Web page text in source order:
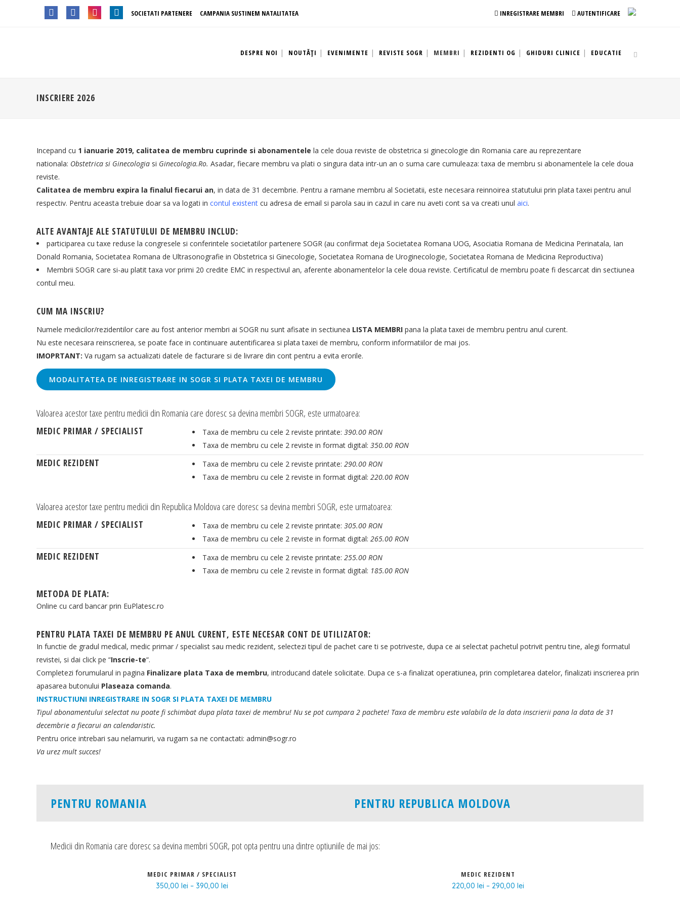
SOCIETATI PARTENERE CAMPANIA SUSTINEM NATALITATEA INREGISTRARE MEMBRI AUTENTIFICARE
DESPRE NOI NOUTĂȚI EVENIMENTE REVISTE SOGR MEMBRI REZIDENTI OG GHIDURI CLINICE EDUCATIE
INSCRIERE 2026
Incepand cu 1 ianuarie 2019, calitatea de membru cuprinde si abonamentele la cele doua reviste de obstetrica si ginecologie din Romania care au reprezentare
nationala: Obstetrica si Ginecologia si Ginecologia.Ro. Asadar, fiecare membru va plati o singura data intr-un an o suma care cumuleaza: taxa de membru si abonamentele la cele doua
reviste.
Calitatea de membru expira la finalul fiecarui an, in data de 31 decembrie. Pentru a ramane membru al Societatii, este necesara reinnoirea statutului prin plata taxei pentru anul
respectiv. Pentru aceasta trebuie doar sa va logati in contul existent cu adresa de email si parola sau in cazul in care nu aveti cont sa va creati unul aici.
ALTE AVANTAJE ALE STATUTULUI DE MEMBRU INCLUD:
participarea cu taxe reduse la congresele si conferintele societatilor partenere SOGR (au confirmat deja Societatea Romana UOG, Asociatia Romana de Medicina Perinatala, Ian
Donald Romania, Societatea Romana de Ultrasonografie in Obstetrica si Ginecologie, Societatea Romana de Uroginecologie, Societatea Romana de Medicina Reproductiva)
Membrii SOGR care si-au platit taxa vor primi 20 credite EMC in respectivul an, aferente abonamentelor la cele doua reviste. Certificatul de membru poate fi descarcat din sectiunea
contul meu.
CUM MA INSCRIU?
Numele medicilor/rezidentilor care au fost anterior membri ai SOGR nu sunt afisate in sectiunea LISTA MEMBRI pana la plata taxei de membru pentru anul curent.
Nu este necesara reinscrierea, se poate face in continuare autentificarea si plata taxei de membru, conform informatiilor de mai jos.
IMOPRTANT: Va rugam sa actualizati datele de facturare si de livrare din cont pentru a evita erorile.
MODALITATEA DE INREGISTRARE IN SOGR SI PLATA TAXEI DE MEMBRU
Valoarea acestor taxe pentru medicii din Romania care doresc sa devina membri SOGR, este urmatoarea:
MEDIC PRIMAR / SPECIALIST Taxa de membru cu cele 2 reviste printate: 390.00 RON
Taxa de membru cu cele 2 reviste in format digital: 350.00 RON
MEDIC REZIDENT Taxa de membru cu cele 2 reviste printate: 290.00 RON
Taxa de membru cu cele 2 reviste in format digital: 220.00 RON
Valoarea acestor taxe pentru medicii din Republica Moldova care doresc sa devina membri SOGR, este urmatoarea:
MEDIC PRIMAR / SPECIALIST Taxa de membru cu cele 2 reviste printate: 305.00 RON
Taxa de membru cu cele 2 reviste in format digital: 265.00 RON
MEDIC REZIDENT Taxa de membru cu cele 2 reviste printate: 255.00 RON
Taxa de membru cu cele 2 reviste in format digital: 185.00 RON
METODA DE PLATA:
Online cu card bancar prin EuPlatesc.ro
PENTRU PLATA TAXEI DE MEMBRU PE ANUL CURENT, ESTE NECESAR CONT DE UTILIZATOR:
In functie de gradul medical, medic primar / specialist sau medic rezident, selectezi tipul de pachet care ti se potriveste, dupa ce ai selectat pachetul potrivit pentru tine, alegi formatul
revistei, si dai click pe “Inscrie-te“.
Completezi forumularul in pagina Finalizare plata Taxa de membru, introducand datele solicitate. Dupa ce s-a finalizat operatiunea, prin completarea datelor, finalizati inscrierea prin
apasarea butonului Plaseaza comanda.
INSTRUCTIUNI INREGISTRARE IN SOGR SI PLATA TAXEI DE MEMBRU
Tipul abonamentului selectat nu poate fi schimbat dupa plata taxei de membru! Nu se pot cumpara 2 pachete! Taxa de membru este valabila de la data inscrierii pana la data de 31
decembrie a fiecarui an calendaristic.
Pentru orice intrebari sau nelamuriri, va rugam sa ne contactati: admin@sogr.ro
Va urez mult succes!
PENTRU ROMANIA PENTRU REPUBLICA MOLDOVA
Medicii din Romania care doresc sa devina membri SOGR, pot opta pentru una dintre optiuniile de mai jos:
MEDIC PRIMAR / SPECIALIST
350,00lei – 390,00lei
MEDIC REZIDENT
220,00 lei – 290,00 lei
GINECOLOGIE DIN ROMANIA
Politica de confidentialitate
Cum platesc
Societatea Romană de Ultrasonografie în
Asociatia Romana de Medicina Perinatala
The International Federation of Gynecology
and Obstetrics